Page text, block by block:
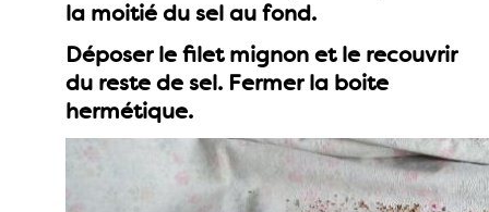
la moitié du sel au fond.
Déposer le filet mignon et le recouvrir
du reste de sel. Fermer la boite
hermétique.